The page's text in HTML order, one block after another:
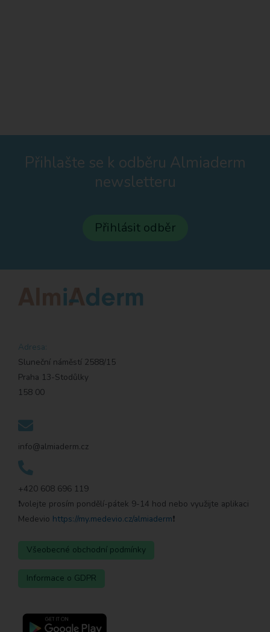
Přihlašte se k odběru Almiaderm
newsletteru
Přihlásit odběr
Adresa:
Sluneční náměstí 2588/15
Praha 13-Stodůlky
158 00
info@almiaderm.cz
+420 608 696 119
❗️volejte prosím pondělí-pátek 9-14 hod nebo využijte aplikaci
Medevio https://my.medevio.cz/almiaderm❗️
Všeobecné obchodní podmínky
Informace o GDPR